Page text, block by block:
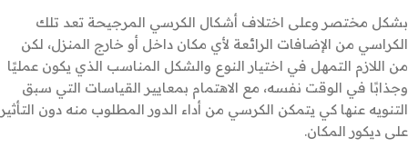
بشكل مختصر وعلى اختلاف أشكال الكرسي المرجيحة تعد تلك
الكراسي من الإضافات الرائعة لأي مكان داخل أو خارج المنزل، لكن
من اللازم التمهل في اختيار النوع والشكل المناسب الذي يكون عمليًا
وجذابًا في الوقت نفسه، مع الاهتمام بمعايير القياسات التي سبق
التنويه عنها كي يتمكن الكرسي من أداء الدور المطلوب منه دون التأثير
على ديكور المكان.